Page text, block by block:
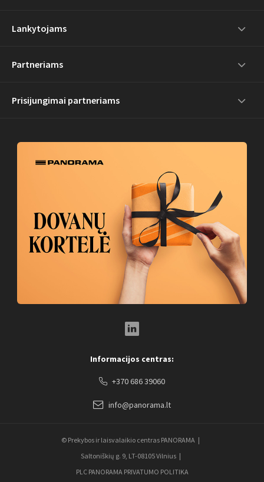
Lankytojams
Partneriams
Prisijungimai partneriams
Informacijos centras:
+370 686 39060
info@panorama.lt
© Prekybos ir laisvalaikio centras PANORAMA
Saltoniškių g. 9, LT-08105 Vilnius
PLC PANORAMA PRIVATUMO POLITIKA